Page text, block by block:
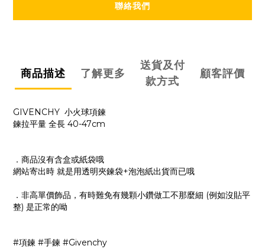
聯絡我們
商品描述 了解更多
送貨及付
款方式
顧客評價
GIVENCHY 小火球項鍊
鍊拉平量 全長 40-47cm
．商品沒有含盒或紙袋哦
網站寄出時 就是用透明夾鍊袋+泡泡紙出貨而已哦
．非高單價飾品，有時難免有幾顆小鑽做工不那麼細 (例如沒貼平
整) 是正常的呦
#項鍊 #手鍊 #Givenchy